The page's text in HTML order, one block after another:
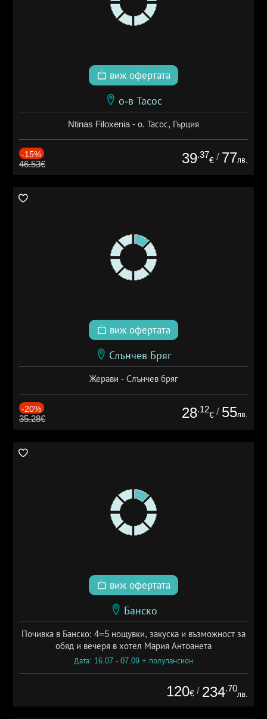
виж офертата
о-в Тасос
Ntinas Filoxenia - о. Тасос, Гърция
-15%
46.53€ 39.37
€ / 77лв.
виж офертата
Слънчев Бряг
Жерави - Слънчев бряг
-20%
35.28€ 28.12
€ / 55лв.
виж офертата
Банско
Почивка в Банско: 4=5 нощувки, закуска и възможност за
обяд и вечеря в хотел Мария Антоанета
Дата: 16.07 - 07.09 + полупансион
120€ / 234.70
лв.